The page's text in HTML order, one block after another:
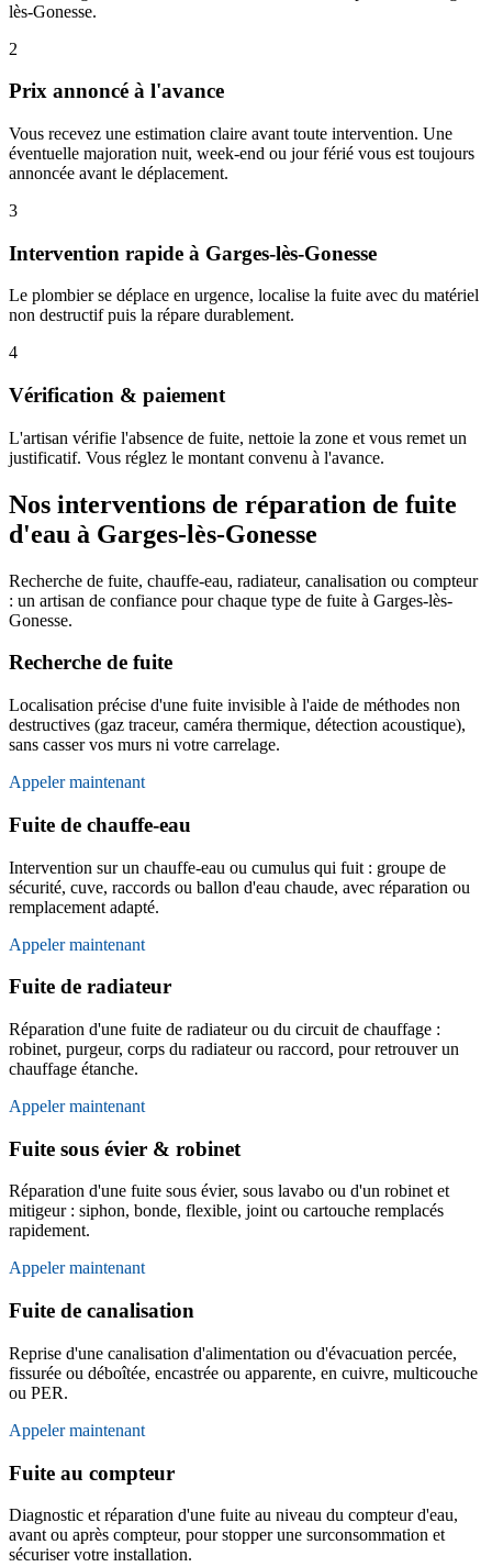
lès-Gonesse.
2
Prix annoncé à l'avance
Vous recevez une estimation claire avant toute intervention. Une
éventuelle majoration nuit, week-end ou jour férié vous est toujours
annoncée avant le déplacement.
3
Intervention rapide à Garges-lès-Gonesse
Le plombier se déplace en urgence, localise la fuite avec du matériel
non destructif puis la répare durablement.
4
Vérification & paiement
L'artisan vérifie l'absence de fuite, nettoie la zone et vous remet un
justificatif. Vous réglez le montant convenu à l'avance.
Nos interventions de réparation de fuite
d'eau à Garges-lès-Gonesse
Recherche de fuite, chauffe-eau, radiateur, canalisation ou compteur
: un artisan de confiance pour chaque type de fuite à Garges-lès-
Gonesse.
Recherche de fuite
Localisation précise d'une fuite invisible à l'aide de méthodes non
destructives (gaz traceur, caméra thermique, détection acoustique),
sans casser vos murs ni votre carrelage.
Appeler maintenant
Fuite de chauffe-eau
Intervention sur un chauffe-eau ou cumulus qui fuit : groupe de
sécurité, cuve, raccords ou ballon d'eau chaude, avec réparation ou
remplacement adapté.
Appeler maintenant
Fuite de radiateur
Réparation d'une fuite de radiateur ou du circuit de chauffage :
robinet, purgeur, corps du radiateur ou raccord, pour retrouver un
chauffage étanche.
Appeler maintenant
Fuite sous évier & robinet
Réparation d'une fuite sous évier, sous lavabo ou d'un robinet et
mitigeur : siphon, bonde, flexible, joint ou cartouche remplacés
rapidement.
Appeler maintenant
Fuite de canalisation
Reprise d'une canalisation d'alimentation ou d'évacuation percée,
fissurée ou déboîtée, encastrée ou apparente, en cuivre, multicouche
ou PER.
Appeler maintenant
Fuite au compteur
Diagnostic et réparation d'une fuite au niveau du compteur d'eau,
avant ou après compteur, pour stopper une surconsommation et
sécuriser votre installation.